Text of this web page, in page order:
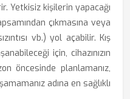
Yetkisiz kişilerin yapacağı
çıkmasına veya
vb.) yol açabilir. Kış
için, cihazınızın
öncesinde planlamanız,
adına en sağlıklı